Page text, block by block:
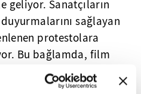
geliyor. Sanatçıların
sağlayan
protestolara
Bu bağlamda, film
gazeteci Amjad Al Nour,
mücadelesiyle dikkat